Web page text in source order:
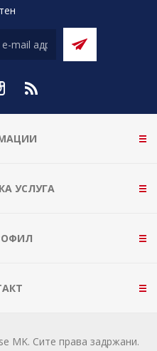
УСЛУГА
MK. Сите права задржани.